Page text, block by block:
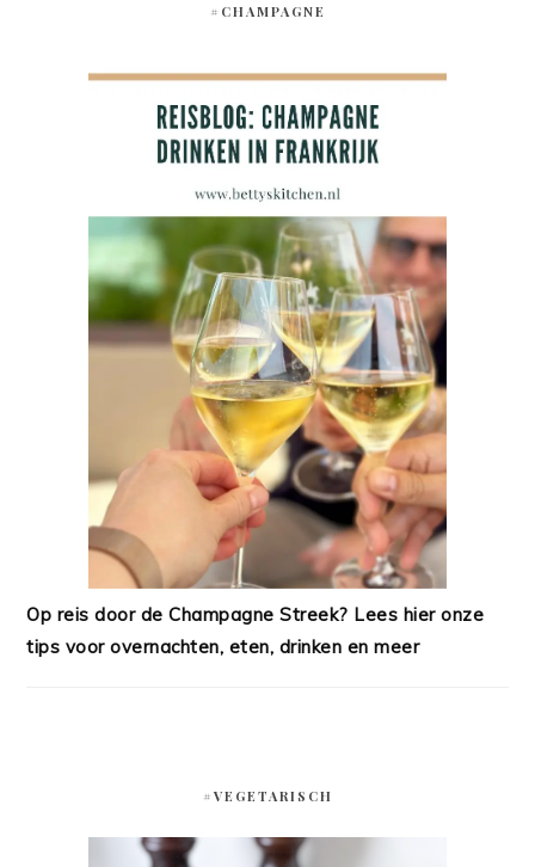
#CHAMPAGNE
Op reis door de Champagne Streek? Lees hier onze
tips voor overnachten, eten, drinken en meer
#VEGETARISCH